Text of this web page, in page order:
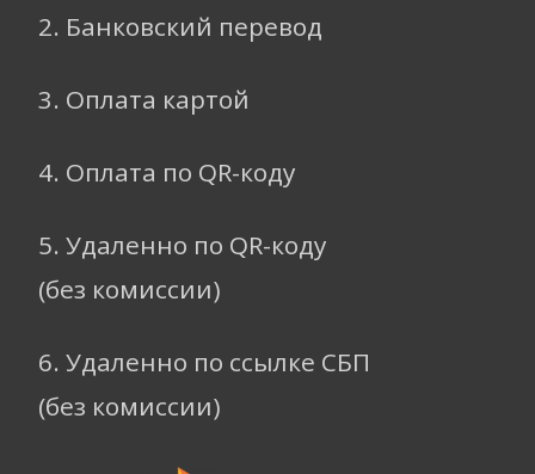
2. Банковский перевод
3. Оплата картой
4. Оплата по QR-коду
5. Удаленно по QR-коду
(без комиссии)
6. Удаленно по ссылке СБП
(без комиссии)